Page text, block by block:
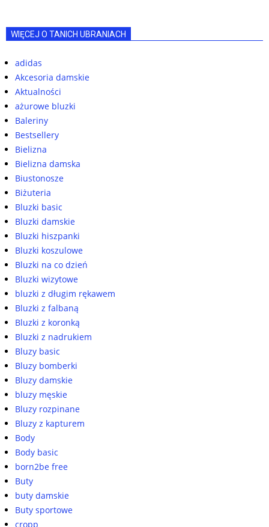
WIĘCEJ O TANICH UBRANIACH
adidas
Akcesoria damskie
Aktualności
ażurowe bluzki
Baleriny
Bestsellery
Bielizna
Bielizna damska
Biustonosze
Biżuteria
Bluzki basic
Bluzki damskie
Bluzki hiszpanki
Bluzki koszulowe
Bluzki na co dzień
Bluzki wizytowe
bluzki z długim rękawem
Bluzki z falbaną
Bluzki z koronką
Bluzki z nadrukiem
Bluzy basic
Bluzy bomberki
Bluzy damskie
bluzy męskie
Bluzy rozpinane
Bluzy z kapturem
Body
Body basic
born2be free
Buty
buty damskie
Buty sportowe
cropp